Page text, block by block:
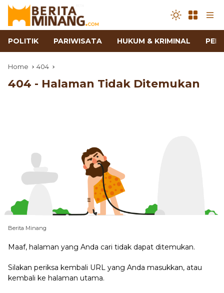
POLITIK PARIWISATA HUKUM & KRIMINAL
Home 404
404 - Halaman Tidak Ditemukan
Berita Minang
Maaf, halaman yang Anda cari tidak dapat ditemukan.
Silakan periksa kembali URL yang Anda masukkan, atau
kembali ke halaman utama.